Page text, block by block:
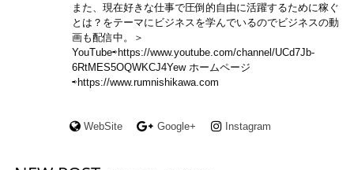
また、現在好きな仕事で圧倒的自由に活躍するために稼ぐ
とは？をテーマにビジネスを学んでいるのでビジネスの動
画も配信中。＞
YouTube⇨https://www.youtube.com/channel/UCd7Jb-
6RtMES5OQWKCJ4Yew ホームページ
⇨https://www.rumnishikawa.com
WebSite Google+ Instagram